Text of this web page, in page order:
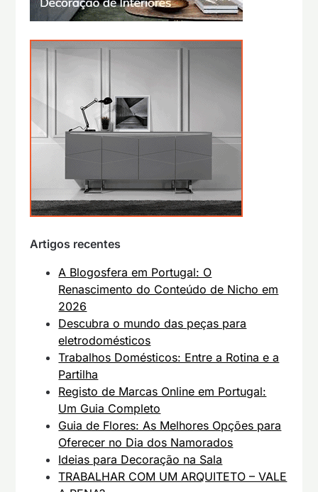
Artigos recentes
A Blogosfera em Portugal: O
Renascimento do Conteúdo de Nicho em
2026
Descubra o mundo das peças para
eletrodomésticos
Trabalhos Domésticos: Entre a Rotina e a
Partilha
Registo de Marcas Online em Portugal:
Um Guia Completo
Guia de Flores: As Melhores Opções para
Oferecer no Dia dos Namorados
Ideias para Decoração na Sala
TRABALHAR COM UM ARQUITETO – VALE